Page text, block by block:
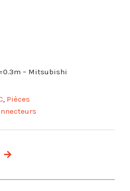
– Mitsubishi
, Pièces